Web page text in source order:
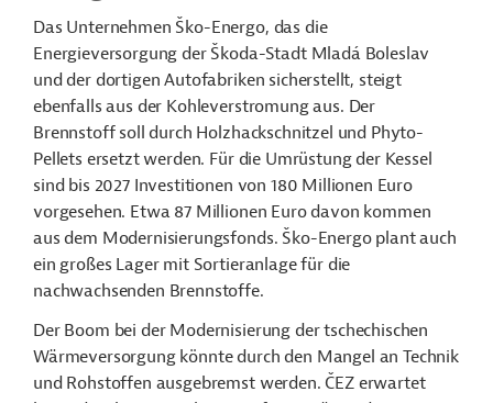
Das Unternehmen Ško-Energo, das die
Energieversorgung der Škoda-Stadt Mladá Boleslav
und der dortigen Autofabriken sicherstellt, steigt
ebenfalls aus der Kohleverstromung aus. Der
Brennstoff soll durch Holzhackschnitzel und Phyto-
Pellets ersetzt werden. Für die Umrüstung der Kessel
sind bis 2027 Investitionen von 180 Millionen Euro
vorgesehen. Etwa 87 Millionen Euro davon kommen
aus dem Modernisierungsfonds. Ško-Energoplant auch
ein großes Lager mit Sortieranlage für die
nachwachsenden Brennstoffe.
Der Boom bei der Modernisierung der tschechischen
Wärmeversorgung könnte durch den Mangel an Technik
und Rohstoffen ausgebremst werden. ČEZ erwartet